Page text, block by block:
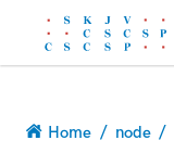
Breadcrumb
Home node